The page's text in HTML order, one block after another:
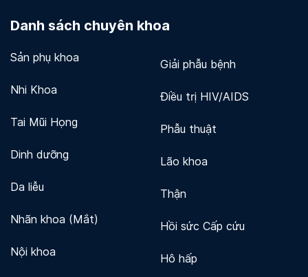
Danh sách chuyên khoa
Sản phụ khoa
Nhi Khoa
Tai Mũi Họng
Dinh dưỡng
Da liễu
Nhãn khoa (Mắt)
Nội khoa
Giải phẫu bệnh
Điều trị HIV/AIDS
Phẫu thuật
Lão khoa
Thận
Hồi sức Cấp cứu
Hô hấp